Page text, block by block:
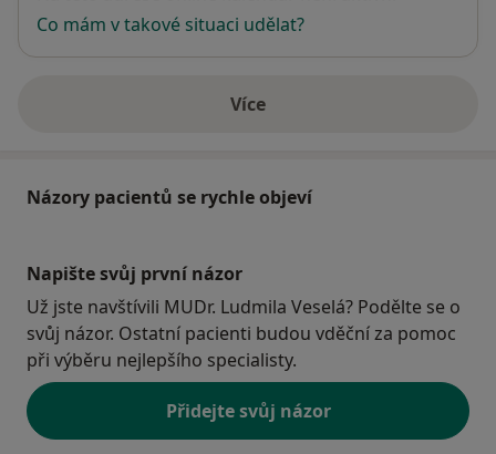
Co mám v takové situaci udělat?
Víceo adrese
Názory pacientů se rychle objeví
Napište svůj první názor
Už jste navštívili MUDr. Ludmila Veselá? Podělte se o
svůj názor. Ostatní pacienti budou vděční za pomoc
při výběru nejlepšího specialisty.
Přidejte svůj názor